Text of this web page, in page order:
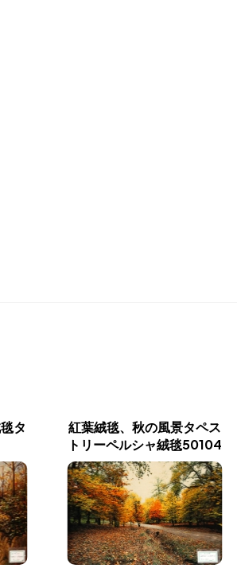
タ
紅葉絨毯、秋の風景タペス
トリーペルシャ絨毯50104